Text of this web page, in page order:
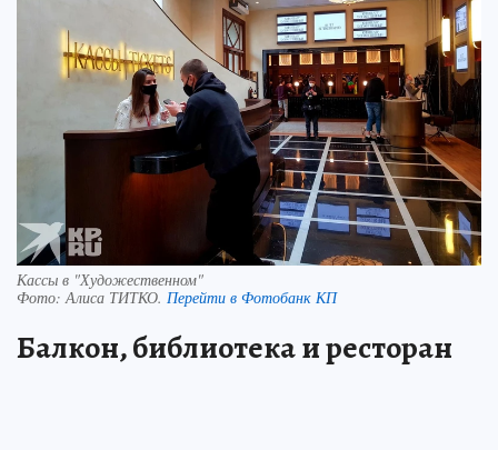
Кассы в "Художественном"
Фото:Алиса ТИТКО. Перейти в Фотобанк КП
Балкон, библиотека и ресторан